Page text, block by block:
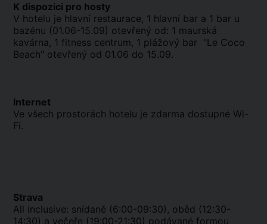
K dispozici pro hosty
V hotelu je hlavní restaurace, 1 hlavní bar a 1 bar u
bazénu (01.06-15.09) otevřený od: 1 maurská
kavárna, 1 fitness centrum, 1 plážový bar "Le Coco
Beach" otevřený od 01.06 do 15.09.
Internet
Ve všech prostorách hotelu je zdarma dostupné Wi-
Fi.
Strava
All inclusive: snídaně (6:00-09:30), oběd (12:30-
14:30) a večeře (19:00-21:30) podávané formou